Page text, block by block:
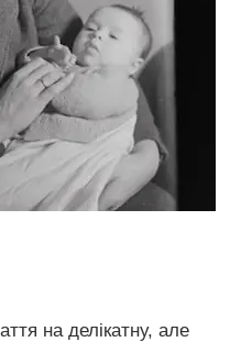
на делікатну, але